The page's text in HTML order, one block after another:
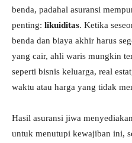
benda, padahal asuransi
penting: likuiditas. Ketika
benda dan biaya akhir harus
yang cair, ahli waris mungkin
seperti bisnis keluarga, real
waktu atau harga yang tidak
Hasil asuransi jiwa
untuk menutupi kewajiban ini,